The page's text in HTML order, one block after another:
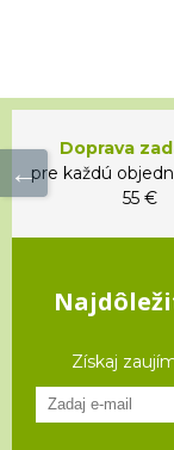
Doprava
pre každú
55 €
Získaj